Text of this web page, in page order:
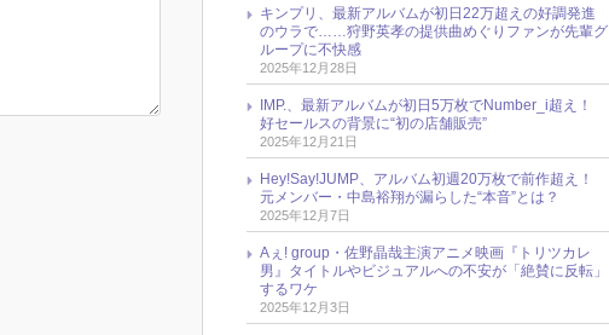
キンプリ、最新アルバムが初日22万超えの好調発進
のウラで……狩野英孝の提供曲めぐりファンが先輩グ
ループに不快感
2025年12月28日
IMP.、最新アルバムが初日5万枚でNumber_i超え！
好セールスの背景に“初の店舗販売”
2025年12月21日
Hey!Say!JUMP、アルバム初週20万枚で前作超え！
元メンバー・中島裕翔が漏らした“本音”とは？
2025年12月7日
Aぇ! group・佐野晶哉主演アニメ映画『トリツカレ
男』タイトルやビジュアルへの不安が「絶賛に反転」
するワケ
2025年12月3日